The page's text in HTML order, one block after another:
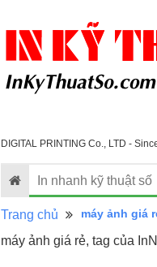
DIGITAL PRINTING Co., LTD -
In nhanh kỹ thuật số
Trang chủ máy ảnh giá
máy ảnh giá rẻ, tag của